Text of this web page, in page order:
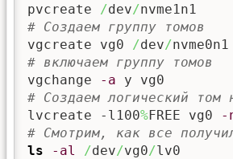
pvcreate
/dev/
# Создаем группу томов
vgcreate vg0
/dev/nvme0n1
# включаем группу томов
vgchange
-a
# Создаем логический том
lvcreate -l100%FREE vg0 -
# Смотрим, как все
ls
-al /dev/vg0/